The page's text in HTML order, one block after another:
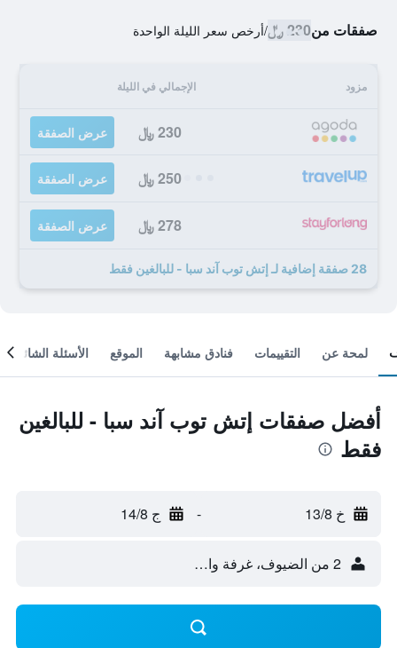
صفقات من230 ﷼ /أرخص سعر الليلة الواحدة
مزود الإجمالي في الليلة
230 ﷼ عرض الصفقة
250 ﷼ عرض الصفقة
278 ﷼ عرض الصفقة
28 صفقة إضافية لـ إتش توب آند سبا - للبالغين فقط
لمحة عن التقييمات فنادق مشابهة الموقع الأسئلة الشائعة
أفضل صفقات إتش توب آند سبا - للبالغين
فقط
خ 13/8 - ج 14/8
2 من الضيوف، غرفة واحدة